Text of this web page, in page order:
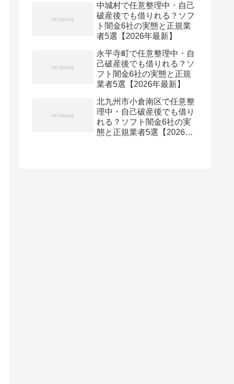
中城村で任意整理中・自己
破産後でも借りれる？ソフ
ト闇金6社の実態と正規業
者5選【2026年最新】
永平寺町で任意整理中・自
己破産後でも借りれる？ソ
フト闇金6社の実態と正規
業者5選【2026年最新】
北九州市小倉南区で任意整
理中・自己破産後でも借り
れる？ソフト闇金6社の実
態と正規業者5選【2026年